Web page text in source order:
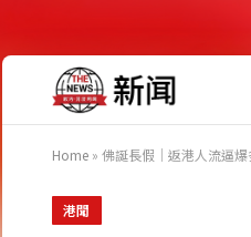
Home » 佛誕長假｜返港人流逼
港聞